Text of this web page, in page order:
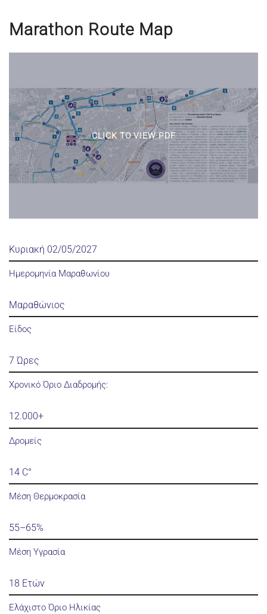
Marathon Route Map
CLICK TO VIEW PDF
Κυριακή 02/05/2027
Ημερομηνία Μαραθωνίου
Μαραθώνιος
Είδος
7 Ώρες
Χρονικό Όριο Διαδρομής:
12.000+
Δρομείς
14 C°
Μέση Θερμοκρασία
55–65%
Μέση Υγρασία
18 Ετών
Ελάχιστο Όριο Ηλικίας